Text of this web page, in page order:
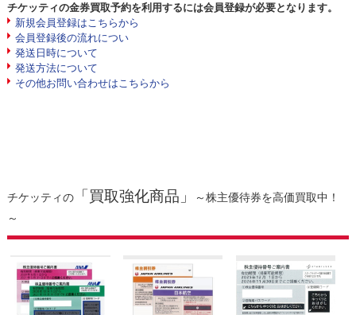
チケッティの金券買取予約を利用するには会員登録が必要となります。
新規会員登録はこちらから
会員登録後の流れについ
発送日時について
発送方法について
その他お問い合わせはこちらから
チケッティの「買取強化商品」
～株主優待券を高価買取中！
～